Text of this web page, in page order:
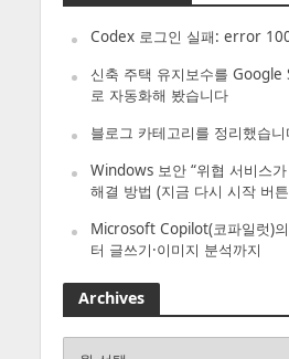
Codex 로그인 실패: error
신축 주택 유지보수를
로 자동화해 봤습니다
블로그 카테고리를 정리했습니
Windows 보안 “위협 서비스
해결 방법 (지금 다시 시작 버
Microsoft Copilot(코파일럿)
터 글쓰기·이미지 분석까지
Archives